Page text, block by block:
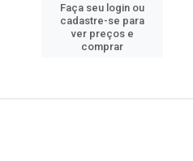
Faça seu login ou
cadastre-se para
ver preços e
comprar